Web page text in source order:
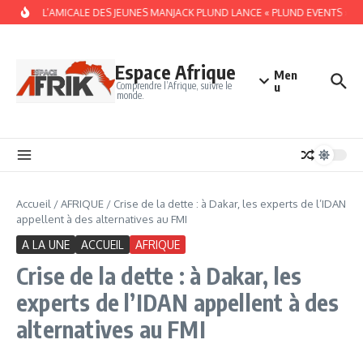
Aller au contenu
L’AMICALE DES JEUNES MANJACK PLUND LANCE « PLUND EVENTS »
Espace Afrique
Comprendre l’Afrique, suivre le
monde.
Men
u
Accueil /AFRIQUE / Crise de la dette : à Dakar, les experts de l’IDAN
appellent à des alternatives au FMI
A LA UNE ACCUEIL AFRIQUE
Crise de la dette : à Dakar, les
experts de l’IDAN appellent à des
alternatives au FMI